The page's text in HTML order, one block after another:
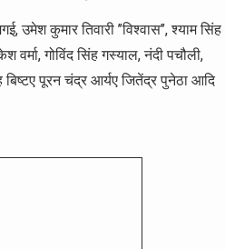
कुमार तिवारी ’’विश्वास’’, श्याम सिंह
वर्मा, गोविंद सिंह गस्याल, नंदी पचौली,
बिष्टए पूरन चंद्र आर्यए जितेंद्र पुनेठा आदि